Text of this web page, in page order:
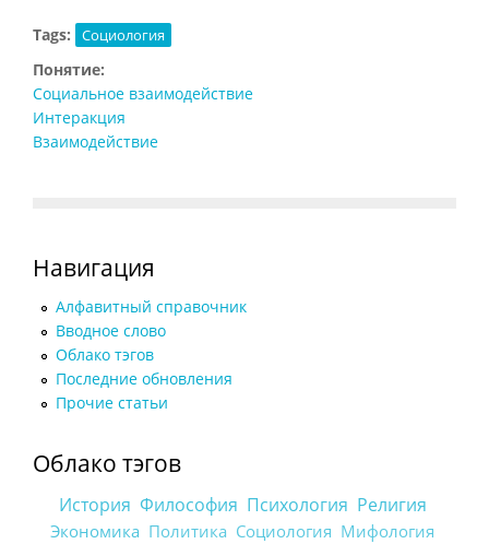
Tags: Социология
Понятие:
Социальное взаимодействие
Интеракция
Взаимодействие
Навигация
Алфавитный справочник
Вводное слово
Облако тэгов
Последние обновления
Прочие статьи
Облако тэгов
История Философия Психология Религия
Экономика Политика Социология Мифология